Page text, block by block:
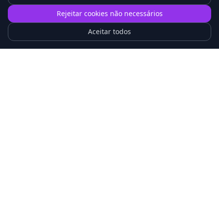
1
Rejeitar cookies não necessários
Aceitar todos